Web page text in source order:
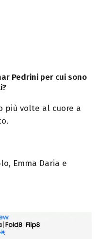
Pedrini per cui sono
più volte al cuore a
Emma Daria e